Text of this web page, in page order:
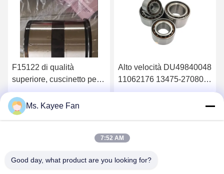
F15122 di qualità
superiore, cuscinetto per
ruote 90*160*125mm
Ottenga il migliore prezzo
Alto velocità DU49840048
11062176 13475-27080
Cuscinetti di mozzo delle
Ottenga il migliore prezzo
Ms. Kayee Fan
7:52 AM
Good day, what product are you looking for?